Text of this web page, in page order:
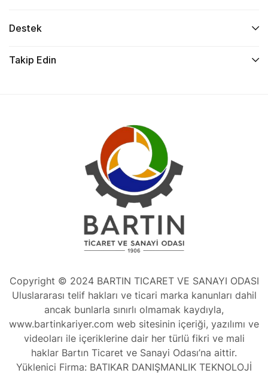
Destek
Takip Edin
Copyright © 2024 BARTIN TICARET VE SANAYI ODASI
Uluslararası telif hakları ve ticari marka kanunları dahil
ancak bunlarla sınırlı olmamak kaydıyla,
www.bartinkariyer.com web sitesinin içeriği, yazılımı ve
videoları ile içeriklerine dair her türlü fikri ve mali
haklar Bartın Ticaret ve Sanayi Odası’na aittir.
Yüklenici Firma: BATIKAR DANIŞMANLIK TEKNOLOJİ